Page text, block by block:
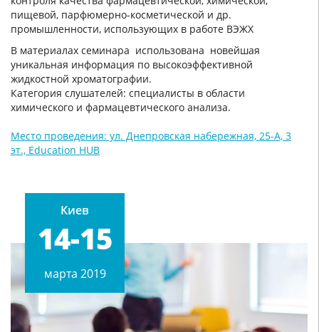
пищевой, парфюмерно-косметической и др.
промышленности, использующих в работе ВЭЖХ
В материалах семинара использована новейшая
уникальная информация по высокоэффективной
жидкостной хроматографии.
Категория слушателей: специалисты в области
химического и фармацевтического анализа.
Место проведения: ул. Днепровская набережная, 25-А, 3
эт., Education HUB
Киев
14-15
марта 2019